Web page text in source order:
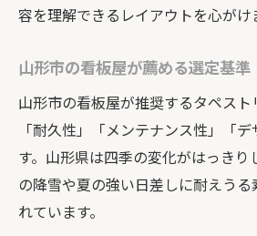
容を理解できるレイアウトを心がけ
山形市の看板屋が薦める選定基準
山形市の看板屋が推奨するタペスト
「耐久性」「メンテナンス性」「
す。山形県は四季の変化がはっきり
の降雪や夏の強い日差しに耐えう
れています。